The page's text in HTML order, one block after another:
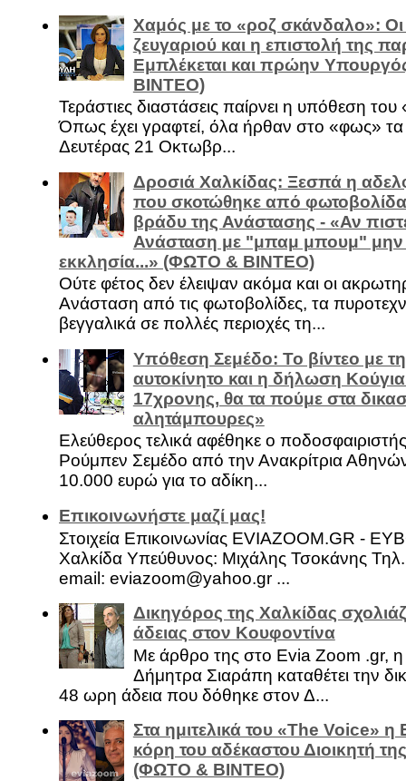
Χαμός με το «ροζ σκάνδαλο»: Οι
ζευγαριού και η επιστολή της
Εμπλέκεται και πρώην
ΒΙΝΤΕΟ)
Τεράστιες διαστάσεις παίρνει η υπόθεση
Όπως έχει γραφτεί, όλα ήρθαν στο «φως»
Δευτέρας 21 Οκτωβρ...
Δροσιά Χαλκίδας: Ξεσπά η
που σκοτώθηκε από φωτοβολίδα
βράδυ της Ανάστασης - «Αν
Ανάσταση με "μπαμ μπουμ" μην
εκκλησία...» (ΦΩΤΟ & ΒΙΝΤΕΟ)
Ούτε φέτος δεν έλειψαν ακόμα και οι
Ανάσταση από τις φωτοβολίδες, τα
βεγγαλικά σε πολλές περιοχές τη...
Υπόθεση Σεμέδο: Το βίντεο με
αυτοκίνητο και η δήλωση
17χρονης, θα τα πούμε στα
αλητάμπουρες»
Ελεύθερος τελικά αφέθηκε ο
Ρούμπεν Σεμέδο από την Ανακρίτρια
10.000 ευρώ για το αδίκη...
Επικοινωνήστε μαζί μας!
Στοιχεία Επικοινωνίας EVIAZOOM.GR -
Χαλκίδα Υπεύθυνος: Μιχάλης Τσοκάνης
email: eviazoom@yahoo.gr ...
Δικηγόρος της Χαλκίδας
άδειας στον Κουφοντίνα
Με άρθρο της στο Evia Zoom .gr,
Δήμητρα Σιαράπη καταθέτει την
48 ωρη άδεια που δόθηκε στον Δ...
Στα ημιτελικά του «The Voice»
κόρη του αδέκαστου Διοικητή
(ΦΩΤΟ & ΒΙΝΤΕΟ)